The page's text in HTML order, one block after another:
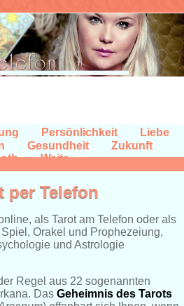
Persönlichkeit
Liebe
Gesundheit
Zukunft
Waite
per Telefon
als Tarot am Telefon oder als
Orakel und Prophezeiung,
und Astrologie
Regel aus 22 sogenannten
Das Geheimnis des Tarots